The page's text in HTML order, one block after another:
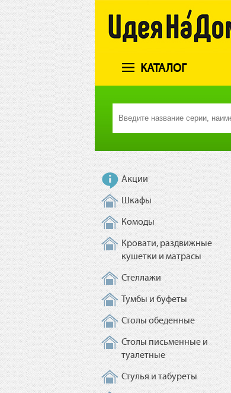
КАТАЛОГ
Акции
Шкафы
Комоды
Кровати, раздвижные
кушетки и матрасы
Стеллажи
Тумбы и буфеты
Столы обеденные
Столы письменные и
туалетные
Стулья и табуреты